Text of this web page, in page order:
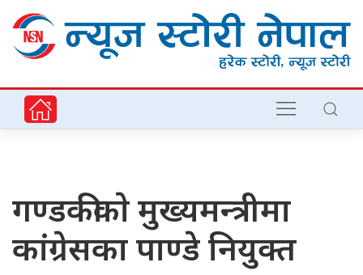
गण्डकीकाे मुख्यमन्त्रीमा
कांग्रेसका पाण्डे नियुक्त